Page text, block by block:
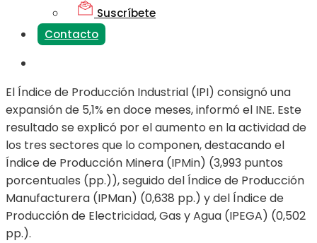
Suscríbete
Contacto
El Índice de Producción Industrial (IPI) consignó una
expansión de 5,1% en doce meses, informó el INE. Este
resultado se explicó por el aumento en la actividad de
los tres sectores que lo componen, destacando el
Índice de Producción Minera (IPMin) (3,993 puntos
porcentuales (pp.)), seguido del Índice de Producción
Manufacturera (IPMan) (0,638 pp.) y del Índice de
Producción de Electricidad, Gas y Agua (IPEGA) (0,502
pp.).